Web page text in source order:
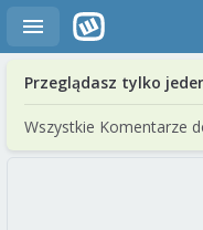
Przeglądasz tylko
Wszystkie Komentarze